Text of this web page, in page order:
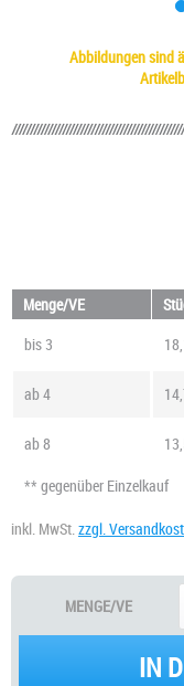
Abbildungen sind
Menge/VE
bis 3
ab4
ab8
** gegenüber Einzelkauf
inkl. MwSt. zzgl.
MENGE/VE
IN